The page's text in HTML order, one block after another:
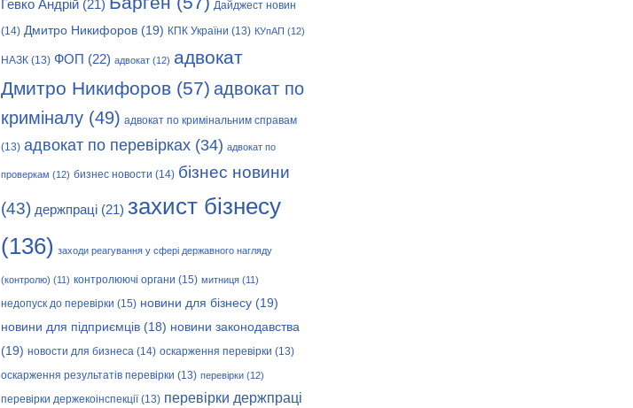
Гевко Андрій(21) Дайджест новин
(14) Дмитро Никифоров(19) КПК України (13) КУпАП (12)
НАЗК(13) ФОП (22) адвокат(12) адвокат
Дмитро Никифоров(57) адвокат по
криміналу(49) адвокат по кримінальним справам
(13) адвокат по перевірках(34) адвокат по
проверкам (12) бизнес новости (14) бізнес новини
(43) держпраці(21) захист бізнесу
(136) заходи реагування у сфері державного нагляду
(контролю) (11) контролюючі органи (15) митниця(11)
недопуск до перевірки (15) новини для бізнесу(19)
новини для підприємців(18) новини законодавства
(19) новости для бизнеса(14) оскарження перевірки (13)
оскарження результатів перевірки (13) перевірки(12)
перевірки держекоінспекції(13) перевірки держпраці